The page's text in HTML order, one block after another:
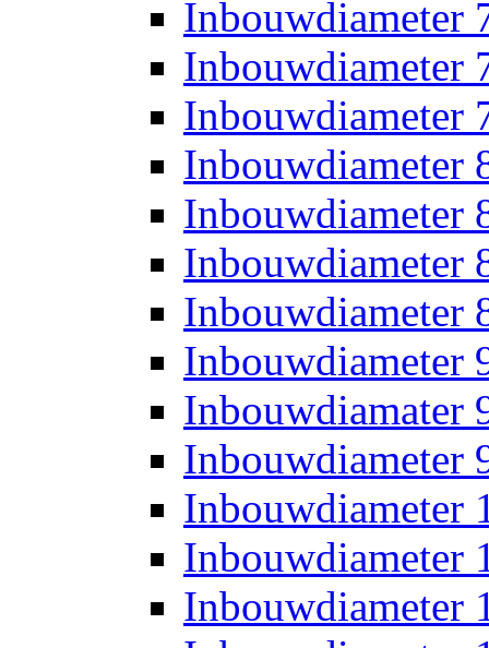
Inbouwdiameter
Inbouwdiameter
Inbouwdiameter
Inbouwdiameter
Inbouwdiameter
Inbouwdiameter
Inbouwdiameter
Inbouwdiameter
Inbouwdiamater
Inbouwdiameter
Inbouwdiameter
Inbouwdiameter
Inbouwdiameter